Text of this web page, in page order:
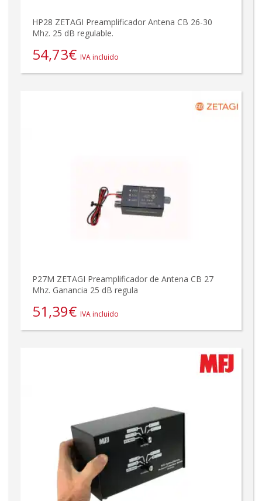
HP28 ZETAGI Preamplificador Antena CB 26-30
Mhz. 25 dB regulable.
54,73€ IVA incluido
P27M ZETAGI Preamplificador de Antena CB 27
Mhz. Ganancia 25 dB regula
51,39€ IVA incluido